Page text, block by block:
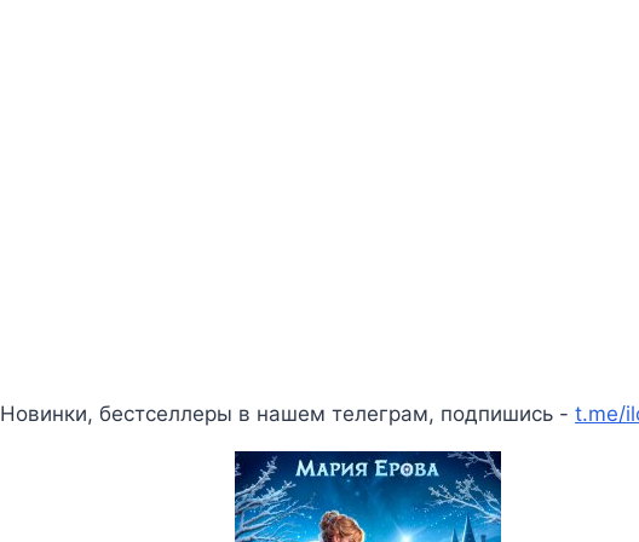
Новинки, бестселлеры в нашем телеграм, подпишись - t.me/